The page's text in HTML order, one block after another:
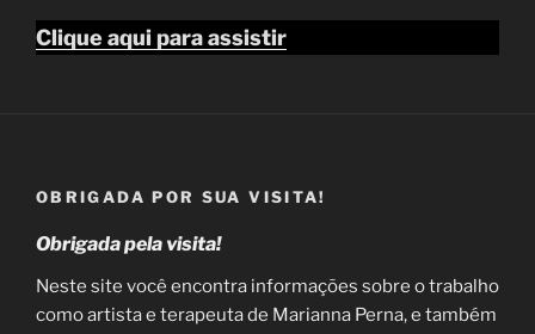
Clique aqui para assistir
OBRIGADA POR SUA VISITA!
Obrigada pela visita!
Neste site você encontra informações sobre o trabalho
como artista e terapeuta de Marianna Perna, e também